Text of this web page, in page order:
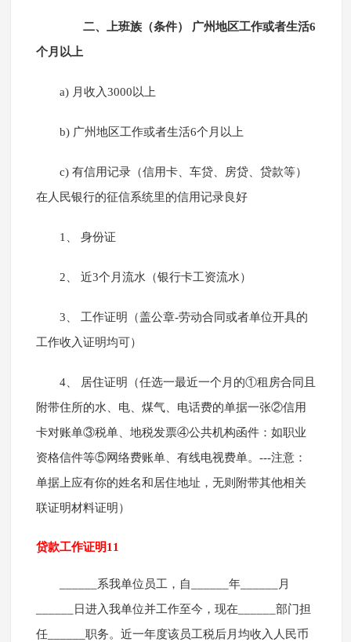
二、上班族（条件） 广州地区工作或者生活6
个月以上
a) 月收入3000以上
b) 广州地区工作或者生活6个月以上
c) 有信用记录（信用卡、车贷、房贷、贷款等）
在人民银行的征信系统里的信用记录良好
1、 身份证
2、 近3个月流水（银行卡工资流水）
3、 工作证明（盖公章-劳动合同或者单位开具的
工作收入证明均可）
4、 居住证明（任选一最近一个月的①租房合同且
附带住所的水、电、煤气、电话费的单据一张②信用
卡对账单③税单、地税发票④公共机构函件：如职业
资格信件等⑤网络费账单、有线电视费单。---注意：
单据上应有你的姓名和居住地址，无则附带其他相关
联证明材料证明）
贷款工作证明11
______系我单位员工，自______年______月
______日进入我单位并工作至今，现在______部门担
任______职务。近一年度该员工税后月均收入人民币